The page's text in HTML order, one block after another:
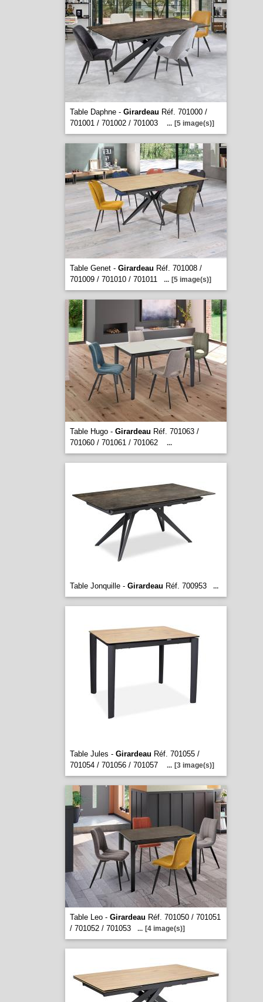
Table Daphne - Girardeau Réf. 701000 /
701001 / 701002 / 701003
... [5 image(s)]
Table Genet - Girardeau Réf. 701008 /
701009 / 701010 / 701011
... [5 image(s)]
Table Hugo - Girardeau Réf. 701063 /
701060 / 701061 / 701062
...
Table Jonquille - Girardeau Réf. 700953 ...
Table Jules - Girardeau Réf. 701055 /
701054 / 701056 / 701057
... [3 image(s)]
Table Leo - Girardeau Réf. 701050 / 701051
/ 701052 / 701053
... [4 image(s)]